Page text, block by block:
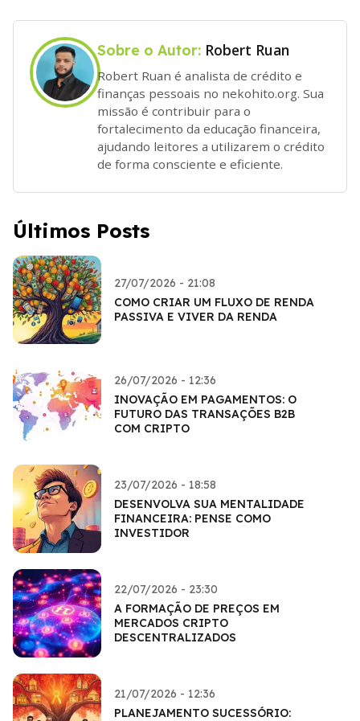
Sobre o Autor: Robert Ruan
Robert Ruan é analista de crédito e
finanças pessoais no nekohito.org. Sua
missão é contribuir para o
fortalecimento da educação financeira,
ajudando leitores a utilizarem o crédito
de forma consciente e eficiente.
Últimos Posts
27/07/2026 - 21:08
COMO CRIAR UM FLUXO DE RENDA
PASSIVA E VIVER DA RENDA
26/07/2026 - 12:36
INOVAÇÃO EM PAGAMENTOS: O
FUTURO DAS TRANSAÇÕES B2B
COM CRIPTO
23/07/2026 - 18:58
DESENVOLVA SUA MENTALIDADE
FINANCEIRA: PENSE COMO
INVESTIDOR
22/07/2026 - 23:30
A FORMAÇÃO DE PREÇOS EM
MERCADOS CRIPTO
DESCENTRALIZADOS
21/07/2026 - 12:36
PLANEJAMENTO SUCESSÓRIO: